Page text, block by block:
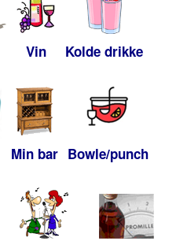
Vin Kolde drikke
Min bar Bowle/punch